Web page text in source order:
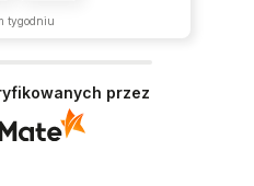
tygodniu
przez